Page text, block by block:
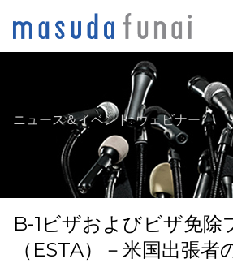
ニュース＆イベント: ウェビナー
B-1ビザおよびビザ免除
（ESTA）－米国出張者